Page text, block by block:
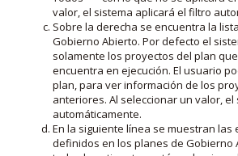
valor, el sistema aplicará el filtro
Sobre la derecha se encuentra la
Gobierno Abierto. Por defecto el
solamente los proyectos del plan
encuentra en ejecución. El usuario
plan, para ver información de los
anteriores. Al seleccionar un valor,
automáticamente.
En la siguiente línea se muestran las
definidos en los planes de Gobierno